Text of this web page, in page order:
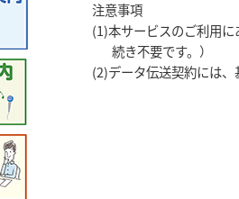
注意事項
本サービスのご利用
続き不要です。）
データ伝送契約には、